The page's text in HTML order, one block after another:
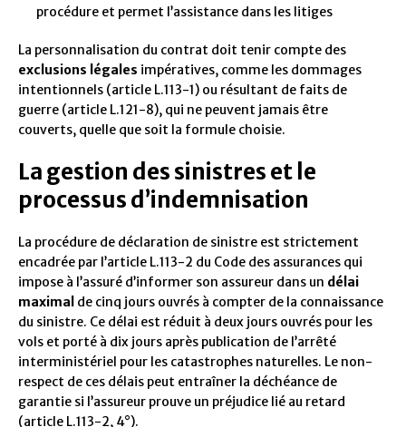
procédure et permet l’assistance dans les litiges
La personnalisation du contrat doit tenir compte des
exclusions légales impératives, comme les dommages
intentionnels (article L.113-1) ou résultant de faits de
guerre (article L.121-8), qui ne peuvent jamais être
couverts, quelle que soit la formule choisie.
La gestion des sinistres et le
processus d’indemnisation
La procédure de déclaration de sinistre est strictement
encadrée par l’article L.113-2 du Code des assurances qui
impose à l’assuré d’informer son assureur dans un délai
maximal de cinq jours ouvrés à compter de la connaissance
du sinistre. Ce délai est réduit à deux jours ouvrés pour les
vols et porté à dix jours après publication de l’arrêté
interministériel pour les catastrophes naturelles. Le non-
respect de ces délais peut entraîner la déchéance de
garantie si l’assureur prouve un préjudice lié au retard
(article L.113-2, 4°).